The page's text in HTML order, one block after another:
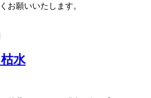
お願いいたします。
水